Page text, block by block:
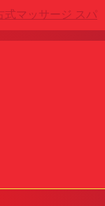
群馬 新伊勢崎